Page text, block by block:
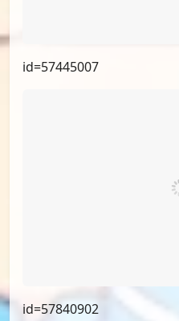
id=57445007
id=57840902